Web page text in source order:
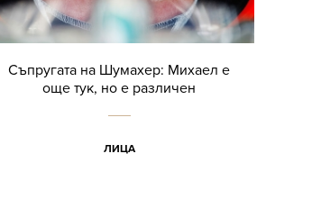
Съпругата на Шумахер: Михаел е
още тук, но е различен
ЛИЦА